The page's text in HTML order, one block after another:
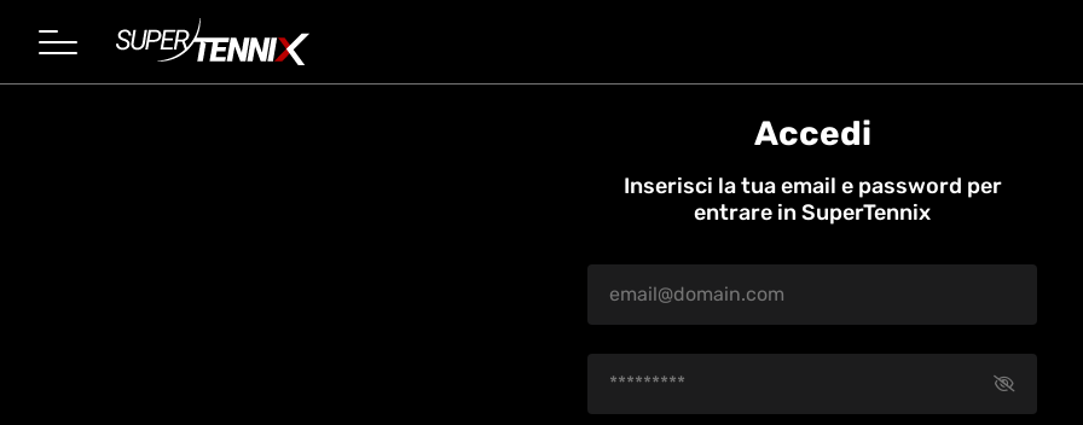
Accedi
Inserisci la tua email e password per
entrare in SuperTennix